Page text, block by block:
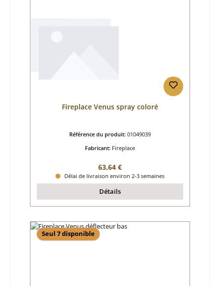
Fireplace Venus spray coloré
Référence du produit: 01049039
Fabricant: Fireplace
Prix régulier :
63,64 €
Délai de livraison environ 2-3 semaines
Détails
Seul 7 disponible